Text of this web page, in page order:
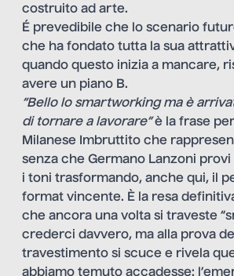
costruito ad arte.
É prevedibile che lo scenario
che ha fondato tutta la sua
quando questo inizia a mancare,
avere un piano B.
“Bello lo smartworking ma è
di tornare a lavorare”è la frase
Milanese Imbruttito che
senza che Germano Lanzoni
i toni trasformando, anche qui, il
format vincente. È la resa
che ancora una volta si traveste
crederci davvero, ma alla prova
travestimento si scuce e rivela
abbiamo temuto accadesse: